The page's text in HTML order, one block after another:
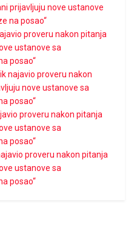
prijavljuju nove ustanove
na posao“
proveru nakon pitanja
ustanove sa
posao“
najavio proveru nakon
nove ustanove sa
posao“
proveru nakon pitanja
ustanove sa
posao“
proveru nakon pitanja
ustanove sa
posao“